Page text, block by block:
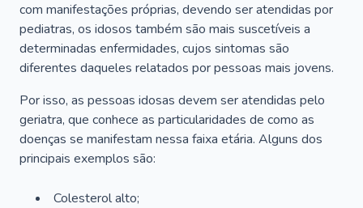
com manifestações próprias, devendo ser atendidas por
pediatras, os idosos também são mais suscetíveis a
determinadas enfermidades, cujos sintomas são
diferentes daqueles relatados por pessoas mais jovens.
Por isso, as pessoas idosas devem ser atendidas pelo
geriatra, que conhece as particularidades de como as
doenças se manifestam nessa faixa etária. Alguns dos
principais exemplos são:
Colesterol alto;